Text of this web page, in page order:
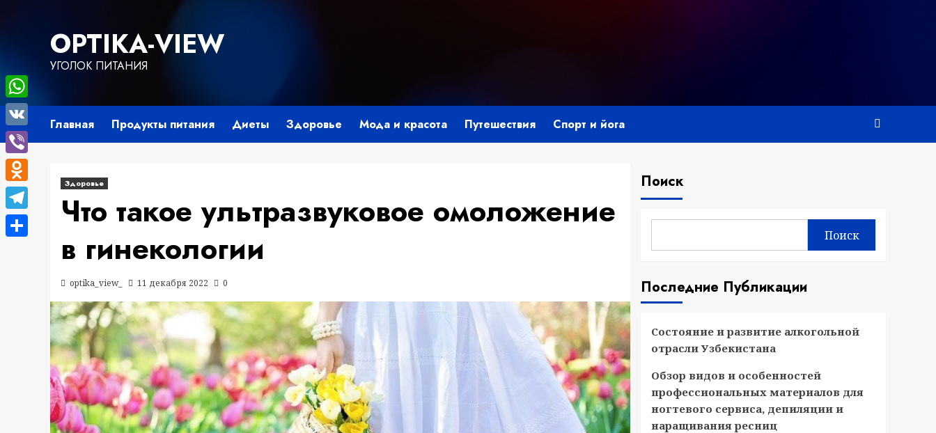
содержимомуOPTIKA-VIEW
УГОЛОК ПИТАНИЯ
Главная Продукты питания Диеты Здоровье Мода и красота Путешествия Спорт и йога
Здоровье
Что такое ультразвуковое омоложение
в гинекологии
optika_view_ 11 декабря 2022 0
Поиск
Поиск
Последние Публикации
Состояние и развитие алкогольной
отрасли Узбекистана
Обзор видов и особенностей
профессиональных материалов для
ногтевого сервиса, депиляции и
наращивания ресниц
WhatsApp
VK
Viber
Odnoklassniki
Telegram
Отправить